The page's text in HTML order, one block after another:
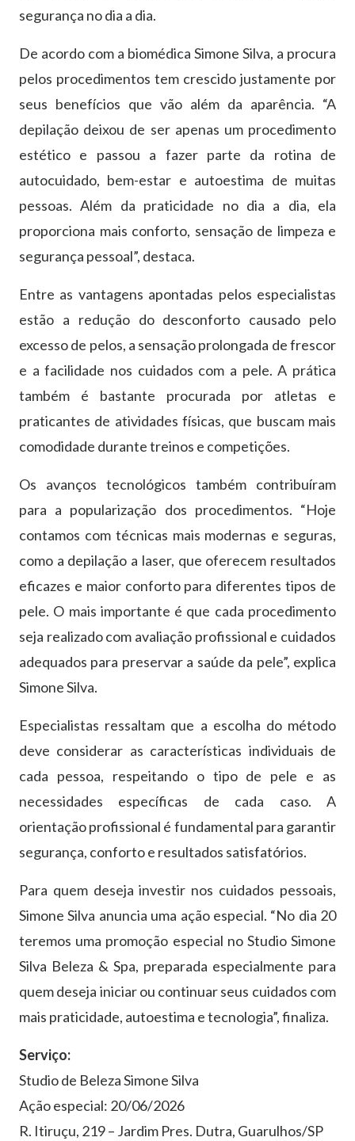
segurança no dia a dia.
De acordo com a biomédica Simone Silva, a procura
pelos procedimentos tem crescido justamente por
seus benefícios que vão além da aparência. “A
depilação deixou de ser apenas um procedimento
estético e passou a fazer parte da rotina de
autocuidado, bem-estar e autoestima de muitas
pessoas. Além da praticidade no dia a dia, ela
proporciona mais conforto, sensação de limpeza e
segurança pessoal”, destaca.
Entre as vantagens apontadas pelos especialistas
estão a redução do desconforto causado pelo
excesso de pelos, a sensação prolongada de frescor
e a facilidade nos cuidados com a pele. A prática
também é bastante procurada por atletas e
praticantes de atividades físicas, que buscam mais
comodidade durante treinos e competições.
Os avanços tecnológicos também contribuíram
para a popularização dos procedimentos. “Hoje
contamos com técnicas mais modernas e seguras,
como a depilação a laser, que oferecem resultados
eficazes e maior conforto para diferentes tipos de
pele. O mais importante é que cada procedimento
seja realizado com avaliação profissional e cuidados
adequados para preservar a saúde da pele”, explica
Simone Silva.
Especialistas ressaltam que a escolha do método
deve considerar as características individuais de
cada pessoa, respeitando o tipo de pele e as
necessidades específicas de cada caso. A
orientação profissional é fundamental para garantir
segurança, conforto e resultados satisfatórios.
Para quem deseja investir nos cuidados pessoais,
Simone Silva anuncia uma ação especial. “No dia 20
teremos uma promoção especial no Studio Simone
Silva Beleza & Spa, preparada especialmente para
quem deseja iniciar ou continuar seus cuidados com
mais praticidade, autoestima e tecnologia”, finaliza.
Serviço:
Studio de Beleza Simone Silva
Ação especial: 20/06/2026
R. Itiruçu, 219 – Jardim Pres. Dutra, Guarulhos/SP